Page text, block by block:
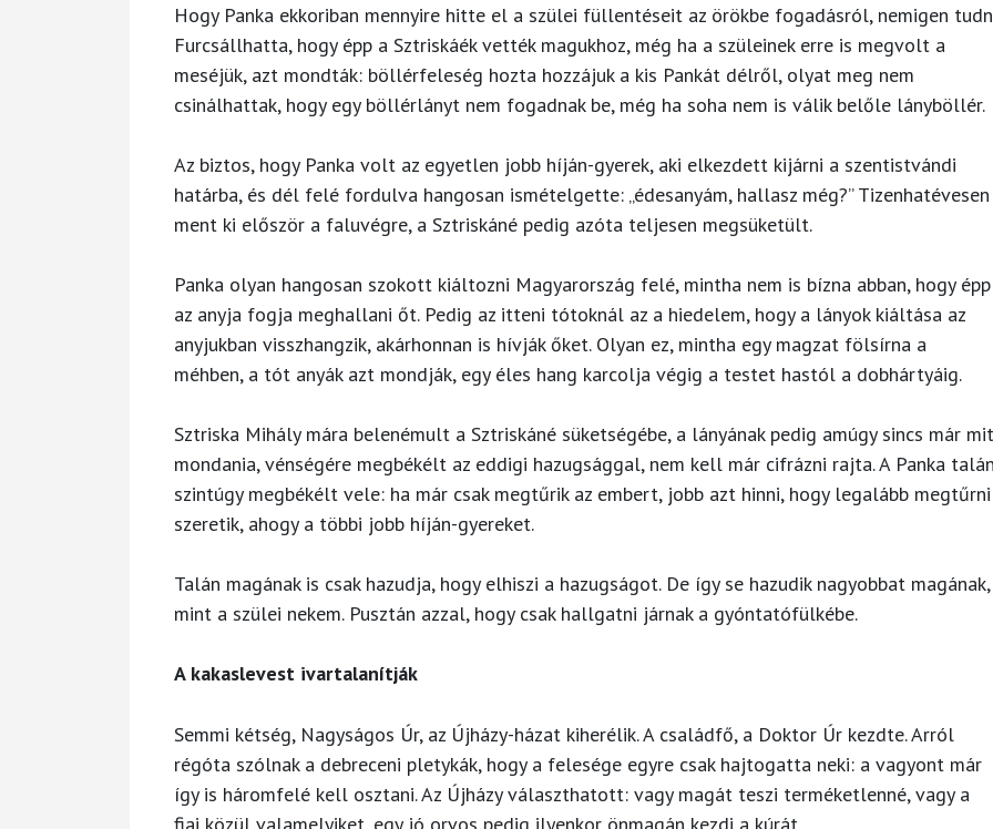
Hogy Panka ekkoriban mennyire hitte el a szülei füllentéseit az örökbe fogadásról, nemigen
Furcsállhatta, hogy épp a Sztriskáék vették magukhoz, még ha a szüleinek erre is megvolt a
meséjük, azt mondták: böllérfeleség hozta hozzájuk a kis Pankát délről, olyat meg nem
csinálhattak, hogy egy böllérlányt nem fogadnak be, még ha soha nem is válik belőle lányböllér.
Az biztos, hogy Panka volt az egyetlen jobb híján-gyerek, aki elkezdett kijárni a szentistvándi
határba, és dél felé fordulva hangosan ismételgette: „édesanyám, hallasz még?” Tizenhatévesen
ment ki először a faluvégre, a Sztriskáné pedig azóta teljesen megsüketült.
Panka olyan hangosan szokott kiáltozni Magyarország felé, mintha nem is bízna abban, hogy épp
az anyja fogja meghallani őt. Pedig az itteni tótoknál az a hiedelem, hogy a lányok kiáltása az
anyjukban visszhangzik, akárhonnan is hívják őket. Olyan ez, mintha egy magzat fölsírna a
méhben, a tót anyák azt mondják, egy éles hang karcolja végig a testet hastól a dobhártyáig.
Sztriska Mihály mára belenémult a Sztriskáné süketségébe, a lányának pedig amúgy sincs már mit
mondania, vénségére megbékélt az eddigi hazugsággal, nem kell már cifrázni rajta. A Panka talán
szintúgy megbékélt vele: ha már csak megtűrik az embert, jobb azt hinni, hogy legalább megtűrni
szeretik, ahogy a többi jobb híján-gyereket.
Talán magának is csak hazudja, hogy elhiszi a hazugságot. De így se hazudik nagyobbat magának,
mint a szülei nekem. Pusztán azzal, hogy csak hallgatni járnak a gyóntatófülkébe.
A kakaslevest ivartalanítják
Semmi kétség, Nagyságos Úr, az Újházy-házat kiherélik. A családfő, a Doktor Úr kezdte. Arról
régóta szólnak a debreceni pletykák, hogy a felesége egyre csak hajtogatta neki: a vagyont már
így is háromfelé kell osztani. Az Újházy választhatott: vagy magát teszi terméketlenné, vagy a
fiai közül valamelyiket, egy jó orvos pedig ilyenkor önmagán kezdi a kúrát.